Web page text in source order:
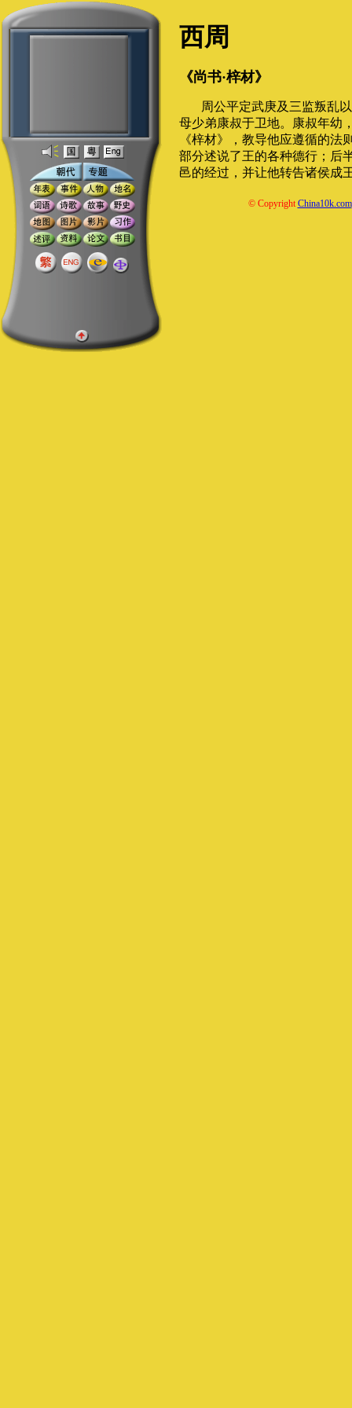
西周
《尚书·梓材》
周公平定武庚及三监叛乱
母少弟康叔于卫地。康叔年幼
《梓材》，教导他应遵循的法
部分述说了王的各种德行；后
邑的经过，并让他转告诸侯成
© CopyrightChina10k.com